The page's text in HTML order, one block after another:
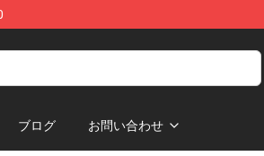
ブログ お問い合わせ